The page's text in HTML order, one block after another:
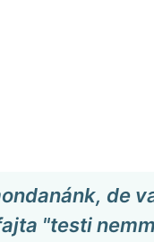
de
"testi